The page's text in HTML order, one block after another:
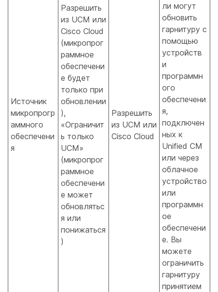
Источник
микропрогр
аммного
обеспечени
я
Разрешить
из UCM или
Cisco Cloud
(микропрог
раммное
обеспечени
е будет
только при
обновлении
),
«Ограничит
ь только
UCM»
(микропрог
раммное
обеспечени
е может
обновлятьс
я или
понижаться
)
Разрешить
из UCM или
Cisco Cloud
ли могут
обновить
гарнитуру с
помощью
устройств
и
программн
ого
обеспечени
я,
подключен
ных к
Unified CM
или через
облачное
устройство
или
программн
ое
обеспечени
е. Вы
можете
ограничить
гарнитуру
принятием